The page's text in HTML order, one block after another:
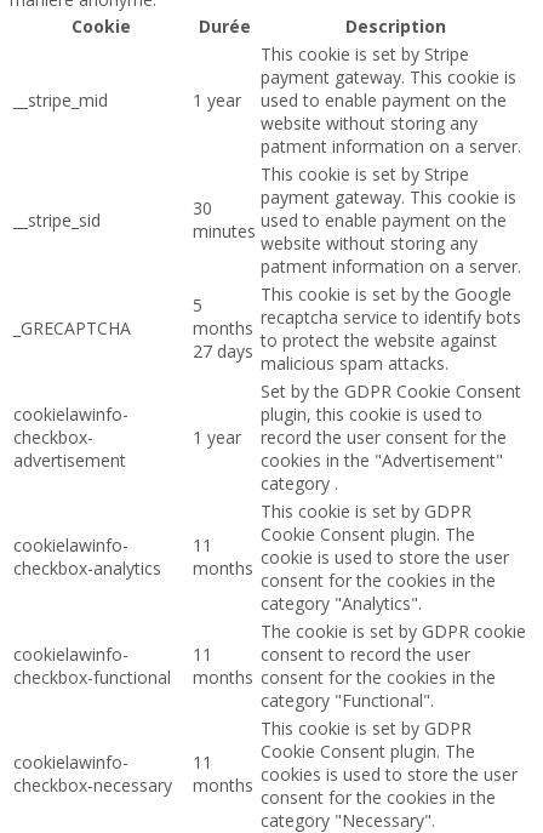
Cookie
Durée Description
__stripe_mid 1 year
This cookie is set by Stripe
payment gateway. This cookie is
used to enable payment on the
website without storing any
patment information on a server.
__stripe_sid
30
minutes
This cookie is set by Stripe
payment gateway. This cookie is
used to enable payment on the
website without storing any
patment information on a server.
_GRECAPTCHA
5
months
27 days
This cookie is set by the Google
recaptcha service to identify bots
to protect the website against
malicious spam attacks.
cookielawinfo-
checkbox-
advertisement
1 year
Set by the GDPR Cookie Consent
plugin, this cookie is used to
record the user consent for the
cookies in the "Advertisement"
category .
cookielawinfo-
checkbox-analytics
11
months
This cookie is set by GDPR
Cookie Consent plugin. The
cookie is used to store the user
consent for the cookies in the
category "Analytics".
cookielawinfo-
checkbox-functional
11
months
The cookie is set by GDPR cookie
consent to record the user
consent for the cookies in the
category "Functional".
cookielawinfo-
checkbox-necessary
11
months
This cookie is set by GDPR
Cookie Consent plugin. The
cookies is used to store the user
consent for the cookies in the
category "Necessary".